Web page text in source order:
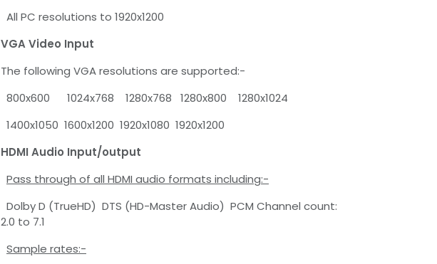
All PC resolutions to 1920x1200
VGA Video Input
The following VGA resolutions are supported:-
800x600 1024x768 1280x768 1280x800 1280x1024
1400x1050 1600x1200 1920x1080 1920x1200
HDMI Audio Input/output
Pass through of all HDMI audio formats including:-
Dolby D (TrueHD) DTS (HD-Master Audio) PCM Channel count:
2.0 to 7.1
Sample rates:-